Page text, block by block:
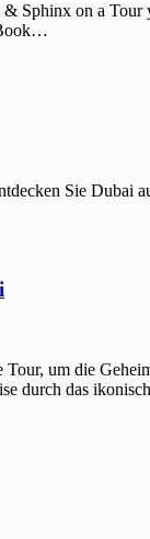
Sphinx on a
Sie Dubai
um die
durch das